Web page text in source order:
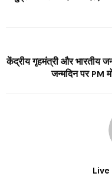
केंद्रीय गृहमंत्री और भारतीय
जन्मदिन पर PM